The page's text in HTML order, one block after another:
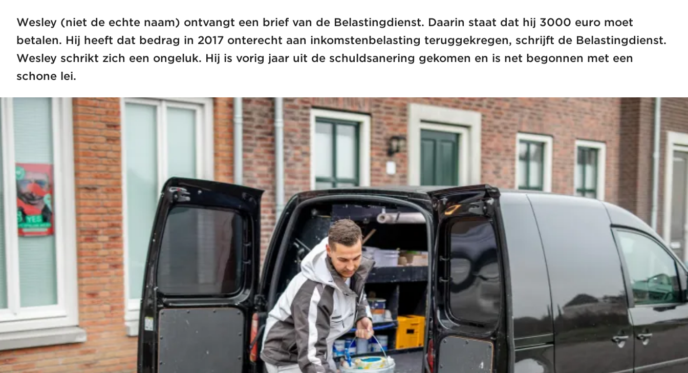
Wesley (niet de echte naam) ontvangt een brief van de Belastingdienst. Daarin staat dat hij 3000 euro moet
betalen. Hij heeft dat bedrag in 2017 onterecht aan inkomstenbelasting teruggekregen, schrijft de Belastingdienst.
Wesley schrikt zich een ongeluk. Hij is vorig jaar uit de schuldsanering gekomen en is net begonnen met een
schone lei.